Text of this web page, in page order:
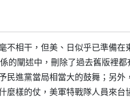
不相干，但美、日似乎已準備在
的闡述中，刪除了過去舊版裡
民進黨當局相當大的鼓舞；另外
樣的仗，美軍特戰隊人員來台